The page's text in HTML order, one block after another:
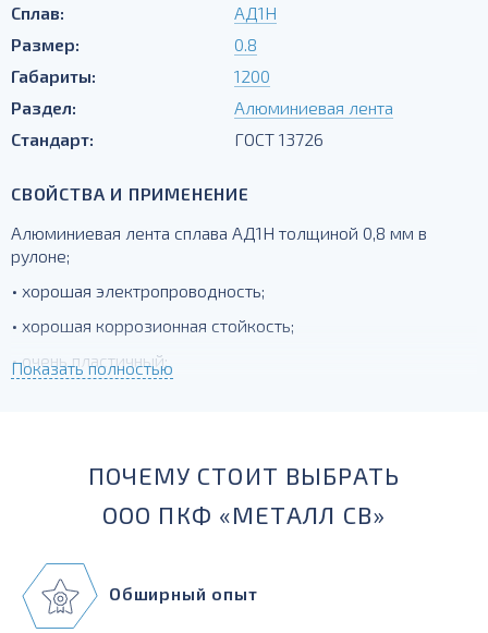
Сплав:
АД1Н
Размер:
0.8
Габариты:
1200
Раздел:
Алюминиевая лента
Стандарт:
ГОСТ 13726
СВОЙСТВА И ПРИМЕНЕНИЕ
Алюминиевая лента сплава АД1Н толщиной 0,8 мм в
рулоне;
• хорошая электропроводность;
• хорошая коррозионная стойкость;
• очень пластичный;
Н- товар поставляется в нагартованном состоянии
Показать полностью
ПОЧЕМУ СТОИТ ВЫБРАТЬ
ООО ПКФ «МЕТАЛЛ СВ»
Обширный опыт